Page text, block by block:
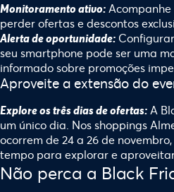
Monitoramento ativo: Acompanhe
perder ofertas e descontos
Alerta de oportunidade:
seu smartphone pode ser uma
informado sobre promoções
Aproveite a extensão do
Explore os três dias de ofertas: A
um único dia. Nos shoppings
ocorrem de 24 a 26 de
tempo para explorar e aproveitar
Não perca a Black